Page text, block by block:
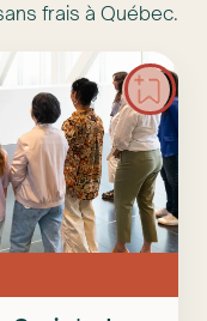
frais à Québec.